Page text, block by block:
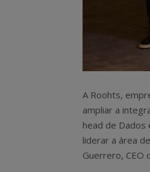
A Roohts,
ampliar a
head de Dados
liderar a área
Guerrero, CEO